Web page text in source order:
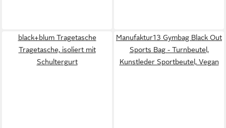
black+blum Tragetasche
Tragetasche, isoliert mit
Schultergurt
Manufaktur13 Gymbag Black Out
Sports Bag - Turnbeutel,
Kunstleder Sportbeutel, Vegan